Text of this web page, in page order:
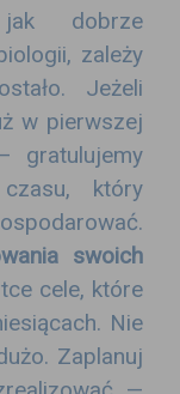
dobrze
zależy
Jeżeli
w pierwszej
gratulujemy
który
swoich
cele, które
Nie
Zaplanuj